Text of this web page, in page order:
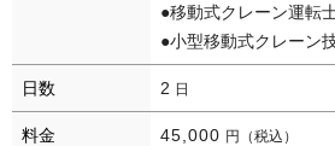
●移動式クレーン運転
●小型移動式クレーン
日数 2 日
料金 45,000 円（税込）